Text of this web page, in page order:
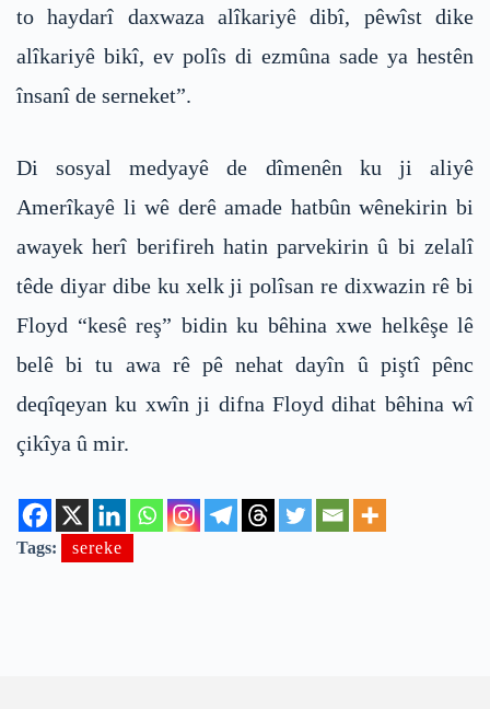
to haydarî daxwaza alîkariyê dibî, pêwîst dike
alîkariyê bikî, ev polîs di ezmûna sade ya hestên
însanî de serneket”.
Di sosyal medyayê de dîmenên ku ji aliyê
Amerîkayê li wê derê amade hatbûn wênekirin bi
awayek herî berifireh hatin parvekirin û bi zelalî
têde diyar dibe ku xelk ji polîsan re dixwazin rê bi
Floyd “kesê reş” bidin ku bêhina xwe helkêşe lê
belê bi tu awa rê pê nehat dayîn û piştî pênc
deqîqeyan ku xwîn ji difna Floyd dihat bêhina wî
çikîya û mir.
Tags: sereke